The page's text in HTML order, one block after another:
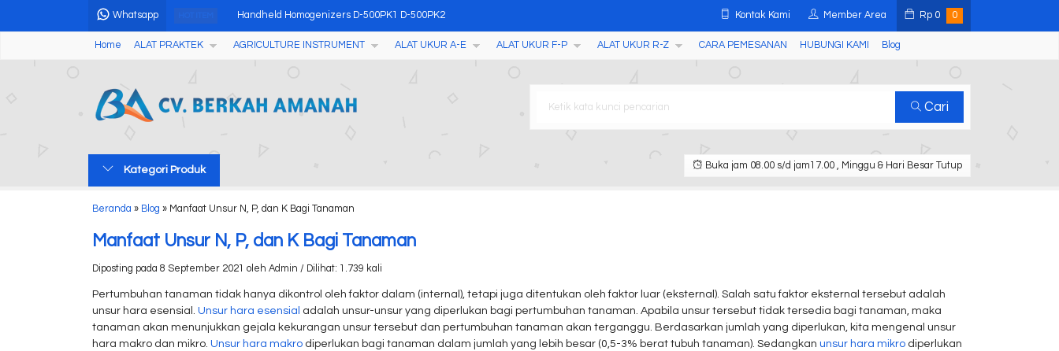
Whatsapp Handheld Homogenizers D-500PK1 D-500PK2
Grains Moisture Meter WILE 55
Soil Compaction Meter TJSD
Portable ATP Hygiene Hygiena Monitoring System EnS
Halogen Leakage Detector HLD-200+
Kontak Kami Member Area Rp 0 0
Home ALAT PRAKTEK AGRICULTURE INSTRUMENT ALAT UKUR A-E ALAT UKUR F-P ALAT UKUR R-Z CARA PEMESANAN HUBUNGI KAMI Blog
Cari
Kategori Produk Buka jam 08.00 s/d jam17.00 , Minggu & Hari Besar Tutup
Beranda » Blog » Manfaat Unsur N, P, dan K Bagi Tanaman
Manfaat Unsur N, P, dan K Bagi Tanaman
Diposting pada 8 September 2021 oleh Admin / Dilihat: 1.739 kali
Pertumbuhan tanaman tidak hanya dikontrol oleh faktor dalam (internal), tetapi juga ditentukan oleh faktor luar (eksternal). Salah satu faktor eksternal tersebut adalah
unsur hara esensial. Unsur hara esensial adalah unsur-unsur yang diperlukan bagi pertumbuhan tanaman. Apabila unsur tersebut tidak tersedia bagi tanaman, maka
tanaman akan menunjukkan gejala kekurangan unsur tersebut dan pertumbuhan tanaman akan terganggu. Berdasarkan jumlah yang diperlukan, kita mengenal unsur
hara makro dan mikro. Unsur hara makro diperlukan bagi tanaman dalam jumlah yang lebih besar (0,5-3% berat tubuh tanaman). Sedangkan unsur hara mikro diperlukan